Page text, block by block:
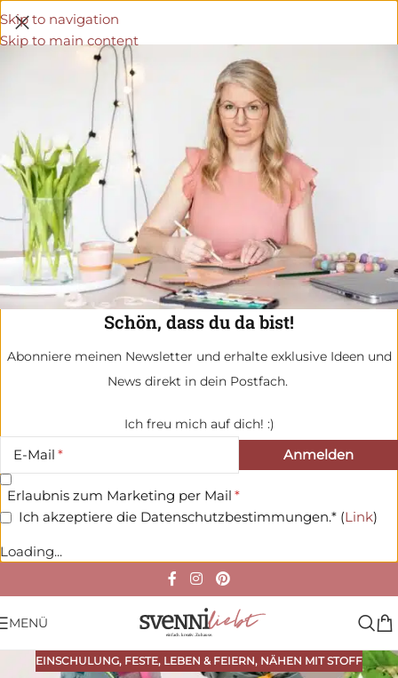
Schön, dass du da bist!
Abonniere meinen Newsletter und erhalte exklusive Ideen und
News direkt in dein Postfach.
Ich freu mich auf dich! :)
E-Mail
Erlaubnis zum Marketing per Mail
Ich akzeptiere die Datenschutzbestimmungen.* (Link)
Loading...
Skip to navigation
Skip to main content
MENÜ
EINSCHULUNG, FESTE, LEBEN & FEIERN, NÄHEN MIT STOFF